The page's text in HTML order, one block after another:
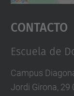
Contacto
Escuela de
Campus
Jordi Girona, 29